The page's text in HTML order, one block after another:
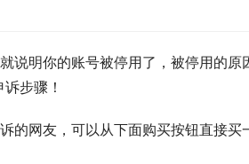
说明你的账号被停用了，被停用的原
步骤！
的网友，可以从下面购买按钮直接买